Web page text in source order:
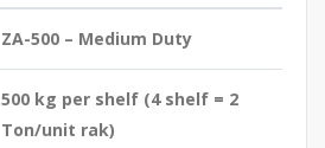
ZA-500 – Medium Duty
500 kg per shelf (4 shelf = 2
Ton/unit rak)